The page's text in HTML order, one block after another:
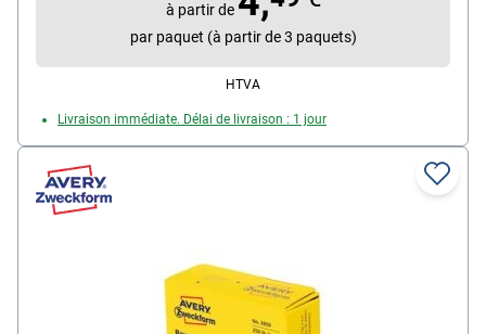
à partir de
par paquet (à partir de 3 paquets)
HTVA
Livraison immédiate. Délai de livraison : 1 jour